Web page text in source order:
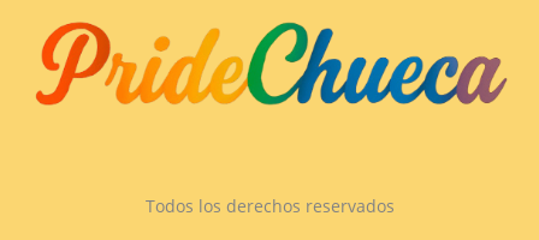
Todos los derechos reservados